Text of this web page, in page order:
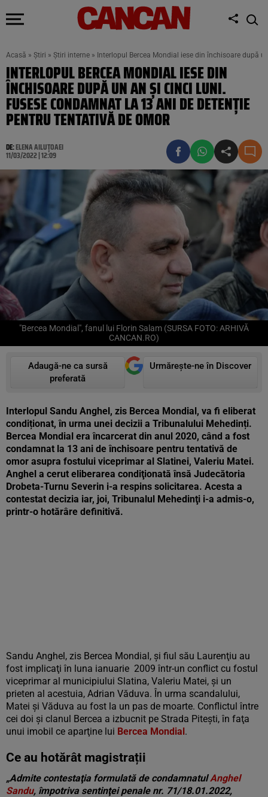
Acasă » Știri » Știri interne » Interlopul Bercea Mondial iese din închisoare după
INTERLOPUL BERCEA MONDIAL IESE DIN
ÎNCHISOARE DUPĂ UN AN ȘI CINCI LUNI.
FUSESE CONDAMNAT LA 13 ANI DE DETENȚIE
PENTRU TENTATIVĂ DE OMOR
DE:ELENA AILUȚOAEI
11/03/2022 | 12:09
"Bercea Mondial", fanul lui Florin Salam (SURSA FOTO: ARHIVĂ
CANCAN.RO)
Adaugă-ne ca sursă
preferată
Urmărește-ne în Discover
Interlopul Sandu Anghel, zis Bercea Mondial, va fi eliberat
condiționat, în urma unei decizii a Tribunalului Mehedinți.
Bercea Mondial era încarcerat din anul 2020, când a fost
condamnat la 13 ani de închisoare pentru tentativă de
omor asupra fostului viceprimar al Slatinei, Valeriu Matei.
Anghel a cerut eliberarea condiţionată însă Judecătoria
Drobeta-Turnu Severin i-a respins solicitarea. Acesta a
contestat decizia iar, joi, Tribunalul Mehedinţi i-a admis-o,
printr-o hotărâre definitivă.
Sandu Anghel, zis Bercea Mondial, şi fiul său Laurenţiu au
fost implicaţi în luna ianuarie 2009 într-un conflict cu fostul
viceprimar al municipiului Slatina, Valeriu Matei, şi un
prieten al acestuia, Adrian Văduva. În urma scandalului,
Matei şi Văduva au fost la un pas de moarte. Conflictul între
cei doi şi clanul Bercea a izbucnit pe Strada Piteşti, în faţa
unui imobil ce aparţine lui Bercea Mondial.
Ce au hotărât magistrații
„Admite contestaţia formulată de condamnatulAnghel
Sandu, împotriva sentinţei penale nr. 71/18.01.2022,